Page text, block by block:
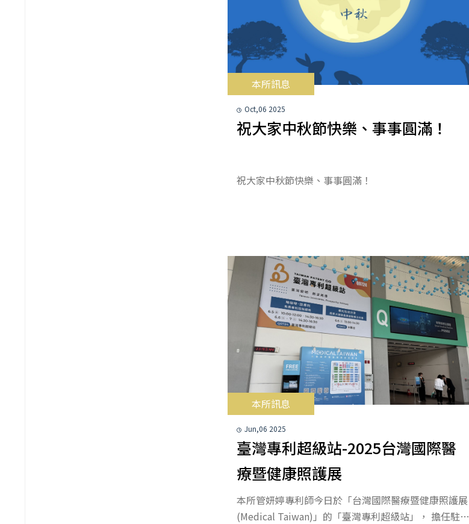
本所訊息
Oct,06 2025
祝大家中秋節快樂、事事圓滿！
祝大家中秋節快樂、事事圓滿！
本所訊息
Jun,06 2025
臺灣專利超級站-2025台灣國際醫
療暨健康照護展
本所管妍婷專利師今日於「台灣國際醫療暨健康照護展
(Medical Taiwan)」的「臺灣專利超級站」， 擔任駐點